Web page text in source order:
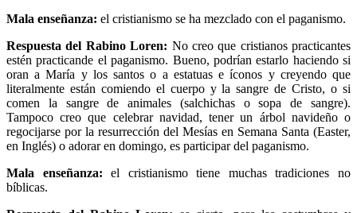
Mala enseñanza: el cristianismo se ha mezclado con el paganismo.
Respuesta del Rabino Loren: No creo que cristianos practicantes
estén practicande el paganismo. Bueno, podrían estarlo haciendo si
oran a María y los santos o a estatuas e íconos y creyendo que
literalmente están comiendo el cuerpo y la sangre de Cristo, o si
comen la sangre de animales (salchichas o sopa de sangre).
Tampoco creo que celebrar navidad, tener un árbol navideño o
regocijarse por la resurrección del Mesías en Semana Santa (Easter,
en Inglés) o adorar en domingo, es participar del paganismo.
Mala enseñanza: el cristianismo tiene muchas tradiciones no
bíblicas.